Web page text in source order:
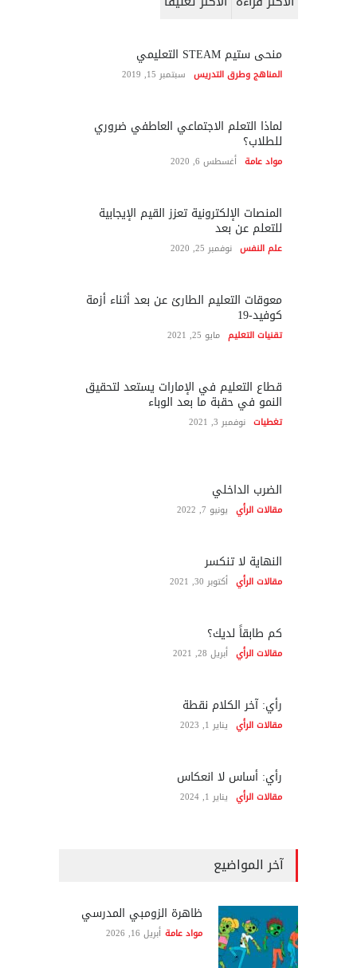
منحى ستيم STEAM التعليمي
المناهج وطرق التدريس سبتمبر 15, 2019
لماذا التعلم الاجتماعي العاطفي ضروري
للطلاب؟
مواد عامة أغسطس 6, 2020
المنصات الإلكترونية تعزز القيم الإيجابية
للتعلم عن بعد
علم النفس نوفمبر 25, 2020
معوقات التعليم الطارئ عن بعد أثناء أزمة
كوفيد-19
تقنيات التعليم مايو 25, 2021
قطاع التعليم في الإمارات يستعد لتحقيق
النمو في حقبة ما بعد الوباء
تغطيات نوفمبر 3, 2021
الضرب الداخلي
مقالات الرأي يونيو 7, 2022
النهاية لا تنكسر
مقالات الرأي أكتوبر 30, 2021
كم طابقاً لديك؟
مقالات الرأي أبريل 28, 2021
رأي: آخر الكلام نقطة
مقالات الرأي يناير 1, 2023
رأي: أساس لا انعكاس
مقالات الرأي يناير 1, 2024
آخر المواضيع
ظاهرة الزومبي المدرسي
مواد عامة أبريل 16, 2026